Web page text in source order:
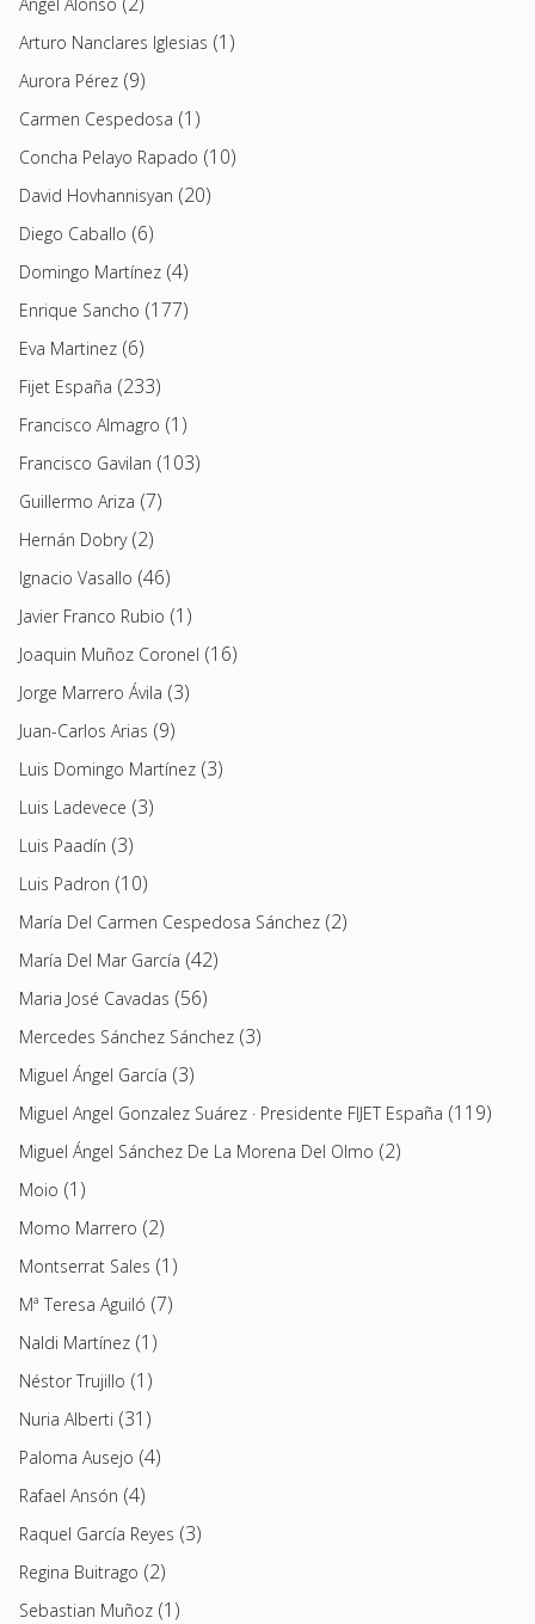
Arturo Nanclares Iglesias (1)
Aurora Pérez (9)
Carmen Cespedosa (1)
Concha Pelayo Rapado (10)
David Hovhannisyan (20)
Diego Caballo (6)
Domingo Martínez (4)
Enrique Sancho (177)
Eva Martinez (6)
Fijet España (233)
Francisco Almagro (1)
Francisco Gavilan (103)
Guillermo Ariza (7)
Hernán Dobry(2)
Ignacio Vasallo (46)
Javier Franco Rubio (1)
Joaquin Muñoz Coronel (16)
Jorge Marrero Ávila (3)
Juan-Carlos Arias (9)
Luis Domingo Martínez (3)
Luis Ladevece (3)
Luis Paadín (3)
Luis Padron (10)
María Del Carmen Cespedosa Sánchez (2)
María Del Mar García (42)
Maria José Cavadas (56)
Mercedes Sánchez Sánchez (3)
Miguel Ángel García (3)
Miguel Angel Gonzalez Suárez · Presidente FIJET España (119)
Miguel Ángel Sánchez De La Morena Del Olmo (2)
Moio (1)
Momo Marrero (2)
Montserrat Sales (1)
Mª Teresa Aguiló (7)
Naldi Martínez (1)
Néstor Trujillo (1)
Nuria Alberti (31)
Paloma Ausejo (4)
Rafael Ansón (4)
Raquel García Reyes (3)
Regina Buitrago (2)
Sebastian Muñoz (1)